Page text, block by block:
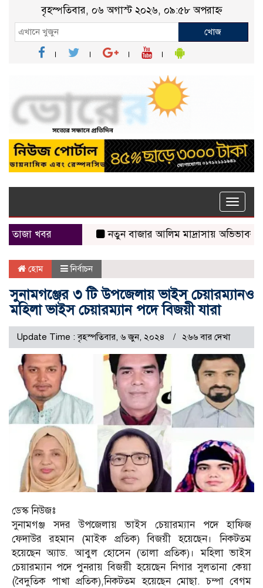
বৃহস্পতিবার, ০৬ অগাস্ট ২০২৬, ০৯:৫৮ অপরাহ্ন
খোজ
Toggle
তাজা খবর
নতুন বাজার আলিম মাদ্রাসায় অভিভাবক
হোম নির্বাচন
সুনামগঞ্জের ৩ টি উপজেলায় ভাইস চেয়ারম্যানও
মহিলা ভাইস চেয়ারম্যান পদে বিজয়ী যারা
Update Time : বৃহস্পতিবার, ৬ জুন, ২০২৪ ২৬৬ বার দেখা
ডেস্ক নিউজঃ
সুনামগঞ্জ সদর উপজেলায় ভাইস চেয়ারম্যান পদে হাফিজ
ফেদাউর রহমান (মাইক প্রতিক) বিজয়ী হয়েছেন। নিকটতম
হয়েছেন অ্যাড. আবুল হোসেন (তালা প্রতিক)। মহিলা ভাইস
চেয়ারম্যান পদে পুনরায় বিজয়ী হয়েছেন নিগার সুলতানা কেয়া
(বৈদুতিক পাখা প্রতিক),নিকটতম হয়েছেন মোছা. চম্পা বেগম